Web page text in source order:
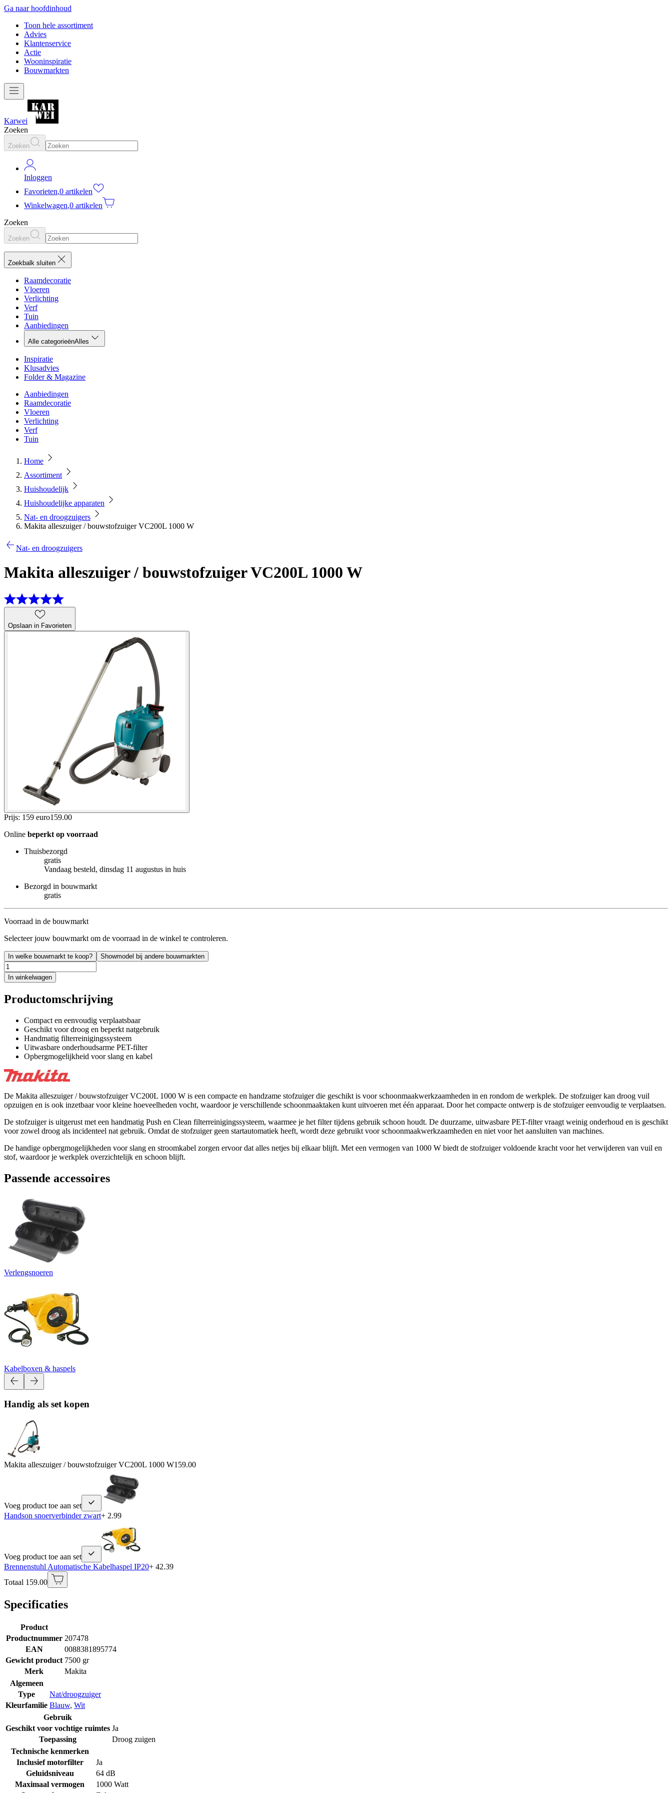
Ga naar hoofdinhoud
Toon hele assortiment
Advies
Klantenservice
Actie
Wooninspiratie
Bouwmarkten
Karwei
Zoeken
Zoeken
Inloggen
Favorieten,0 artikelen
Winkelwagen,0 artikelen
Zoeken
Zoeken
Zoekbalk sluiten
Raamdecoratie
Vloeren
Verlichting
Verf
Tuin
Aanbiedingen
Alle categorieënAlles
Inspiratie
Klusadvies
Folder & Magazine
Aanbiedingen
Raamdecoratie
Vloeren
Verlichting
Verf
Tuin
Home
Assortiment
Huishoudelijk
Huishoudelijke apparaten
Nat- en droogzuigers
Makita alleszuiger / bouwstofzuiger VC200L 1000 W
Nat- en droogzuigers
Makita alleszuiger / bouwstofzuiger VC200L 1000 W
Opslaan in Favorieten
Prijs: 159 euro159.00
Online beperkt op voorraad
Thuisbezorgd
gratis
Vandaag besteld, dinsdag 11 augustus in huis
Bezorgd in bouwmarkt
gratis
Voorraad in de bouwmarkt
Selecteer jouw bouwmarkt om de voorraad in de winkel te controleren.
In welke bouwmarkt te koop? Showmodel bij andere bouwmarkten
In winkelwagen
Productomschrijving
Compact en eenvoudig verplaatsbaar
Geschikt voor droog en beperkt natgebruik
Handmatig filterreinigingssysteem
Uitwasbare onderhoudsarme PET-filter
Opbergmogelijkheid voor slang en kabel
De Makita alleszuiger / bouwstofzuiger VC200L 1000 W is een compacte en handzame stofzuiger die geschikt is voor schoonmaakwerkzaamheden in en rondom de werkplek. De stofzuiger kan droog vuil
opzuigen en is ook inzetbaar voor kleine hoeveelheden vocht, waardoor je verschillende schoonmaaktaken kunt uitvoeren met één apparaat. Door het compacte ontwerp is de stofzuiger eenvoudig te verplaatsen.
De stofzuiger is uitgerust met een handmatig Push en Clean filterreinigingssysteem, waarmee je het filter tijdens gebruik schoon houdt. De duurzame, uitwasbare PET-filter vraagt weinig onderhoud en is geschikt
voor zowel droog als incidenteel nat gebruik. Omdat de stofzuiger geen startautomatiek heeft, wordt deze gebruikt voor schoonmaakwerkzaamheden en niet voor het aansluiten van machines.
De handige opbergmogelijkheden voor slang en stroomkabel zorgen ervoor dat alles netjes bij elkaar blijft. Met een vermogen van 1000 W biedt de stofzuiger voldoende kracht voor het verwijderen van vuil en
stof, waardoor je werkplek overzichtelijk en schoon blijft.
Passende accessoires
Verlengsnoeren
Kabelboxen & haspels
Handig als set kopen
Makita alleszuiger / bouwstofzuiger VC200L 1000 W159.00
Voeg product toe aan set
Handson snoerverbinder zwart+ 2.99
Voeg product toe aan set
Brennenstuhl Automatische Kabelhaspel IP20+ 42.39
Totaal 159.00
Specificaties
Product
Productnummer 207478
EAN
0088381895774
Gewicht product 7500 gr
Merk
Makita
Algemeen
Type
Nat/droogzuiger
Kleurfamilie Blauw, Wit
Gebruik
Geschikt voor vochtige ruimtes Ja
Toepassing
Droog zuigen
Technische kenmerken
Inclusief motorfilter
Ja
Geluidsniveau
64 dB
Maximaal vermogen
1000 Watt